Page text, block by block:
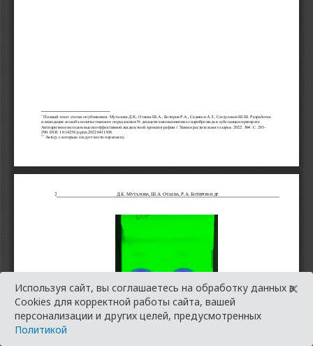
Используя сайт, вы соглашаетесь на обработку данных в
Cookies для корректной работы сайта, вашей
персонализации и других целей, предусмотренных
Политикой
×